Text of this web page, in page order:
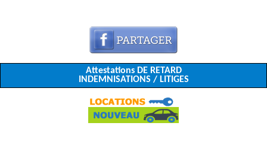
Attestations DE RETARD
INDEMNISATIONS / LITIGES